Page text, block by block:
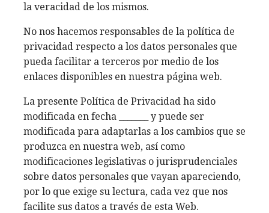
la veracidad de los mismos.
No nos hacemos responsables de la política de
privacidad respecto a los datos personales que
pueda facilitar a terceros por medio de los
enlaces disponibles en nuestra página web.
La presente Política de Privacidad ha sido
modificada en fecha _______ y puede ser
modificada para adaptarlas a los cambios que se
produzca en nuestra web, así como
modificaciones legislativas o jurisprudenciales
sobre datos personales que vayan apareciendo,
por lo que exige su lectura, cada vez que nos
facilite sus datos a través de esta Web.